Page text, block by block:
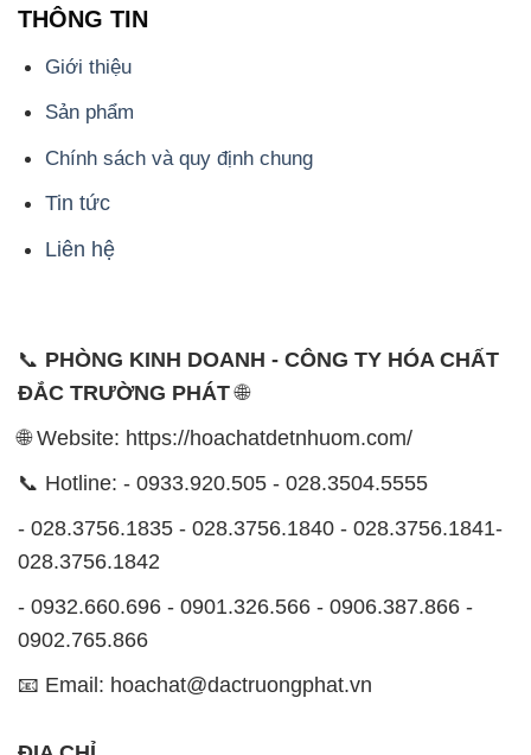
Chính sách và quy định chung
Tin tức
Liên hệ
📞
PHÒNG KINH DOANH - CÔNG TY HÓA CHẤT
ĐẮC TRƯỜNG PHÁT
- 028.3756.1835 - 028.3756.1840 - 028.3756.1841-
0902.765.866
📧 Email: hoachat@dactruongphat.vn
ĐỊA CHỈ
1229C Quốc lộ 1A, Phường Bình Trị Đông B,
Quận Bình Tân, TP. Hồ Chí Minh